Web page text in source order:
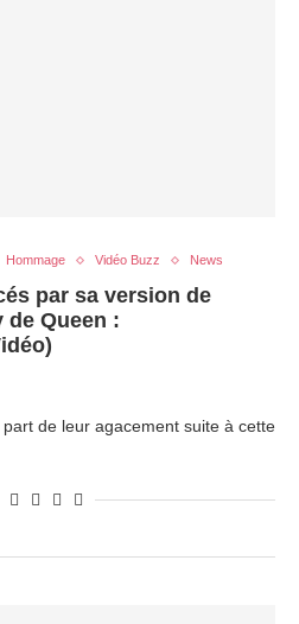
Hommage Vidéo Buzz News
par sa version de
de Queen :
de leur agacement suite à cette